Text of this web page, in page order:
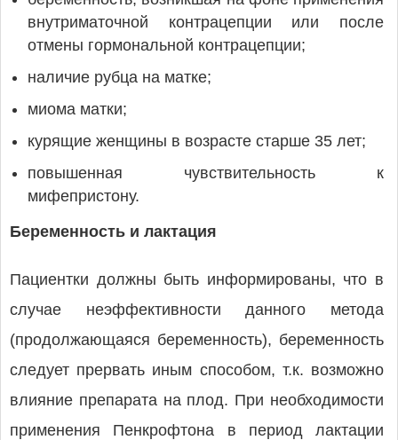
внутриматочной контрацепции или после
отмены гормональной контрацепции;
наличие рубца на матке;
миома матки;
курящие женщины в возрасте старше 35 лет;
повышенная чувствительность к
мифепристону.
Беременность и лактация
Пациентки должны быть информированы, что в
случае неэффективности данного метода
(продолжающаяся беременность), беременность
следует прервать иным способом, т.к. возможно
влияние препарата на плод. При необходимости
применения Пенкрофтона в период лактации